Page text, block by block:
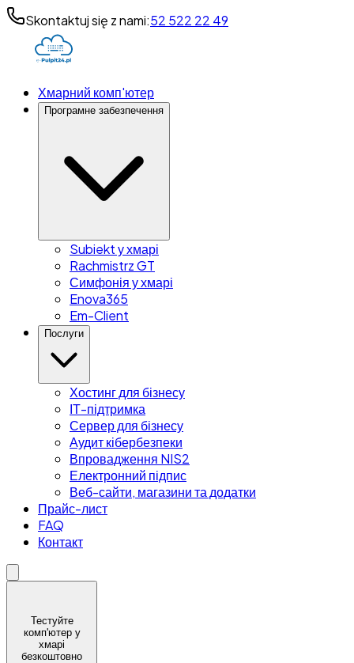
Skontaktuj się z nami:52 522 22 49
Хмарний комп'ютер
Програмне забезпечення
Subiekt у хмарі
Rachmistrz GT
Симфонія у хмарі
Enova365
Em-Client
Послуги
Хостинг для бізнесу
ІТ-підтримка
Сервер для бізнесу
Аудит кібербезпеки
Впровадження NIS2
Електронний підпис
Веб-сайти, магазини та додатки
Прайс-лист
FAQ
Контакт
Тестуйте
комп'ютер у
хмарі
безкоштовно